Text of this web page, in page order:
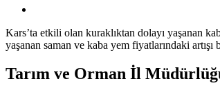
Kars’ta etkili olan kuraklıktan dolayı yaşanan
yaşanan saman ve kaba yem fiyatlarındaki
Tarım ve Orman İl